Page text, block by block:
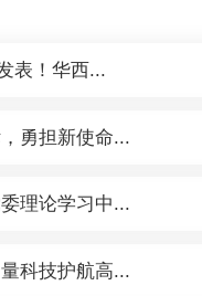
表！华西...
勇担新使命...
理论学习中...
科技护航高...